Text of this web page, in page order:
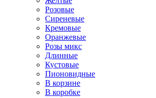
Розовые
Сиреневые
Кремовые
Оранжевые
Розы микс
Длинные
Кустовые
Пионовидные
В корзине
В коробке